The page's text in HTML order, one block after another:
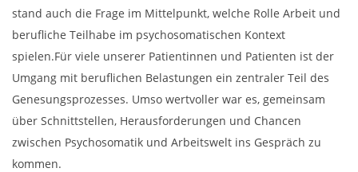
stand auch die Frage im Mittelpunkt, welche Rolle Arbeit und
berufliche Teilhabe im psychosomatischen Kontext
spielen.Für viele unserer Patientinnen und Patienten ist der
Umgang mit beruflichen Belastungen ein zentraler Teil des
Genesungsprozesses. Umso wertvoller war es, gemeinsam
über Schnittstellen, Herausforderungen und Chancen
zwischen Psychosomatik und Arbeitswelt ins Gespräch zu
kommen.